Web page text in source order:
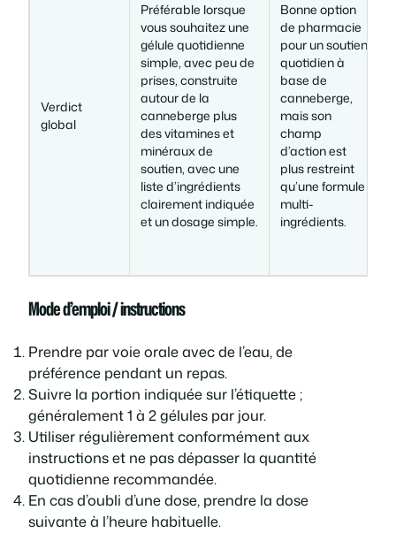
Verdict
global
Préférable lorsque
vous souhaitez une
gélule quotidienne
simple, avec peu de
prises, construite
autour de la
canneberge plus
des vitamines et
minéraux de
soutien, avec une
liste d’ingrédients
clairement indiquée
et un dosage simple.
Bonne option
de pharmacie
pour un soutien
quotidien à
base de
canneberge,
mais son
champ
d’action est
plus restreint
qu’une formule
multi-
ingrédients.
Mode d’emploi / instructions
Prendre par voie orale avec de l’eau, de
préférence pendant un repas.
Suivre la portion indiquée sur l’étiquette ;
généralement 1 à 2 gélules par jour.
Utiliser régulièrement conformément aux
instructions et ne pas dépasser la quantité
quotidienne recommandée.
En cas d’oubli d’une dose, prendre la dose
suivante à l’heure habituelle.